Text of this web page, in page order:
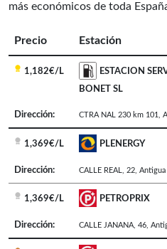
más económicos de toda
Precio Estación
1,182€/L
ESTACION
BONET SL
Dirección: CTRA NAL 230 km 101
1,369€/L PLENERGY
Dirección: CALLE REAL, 22 Antigua
1,369€/L PETROPRIX
Dirección: CALLE JANANA, 46